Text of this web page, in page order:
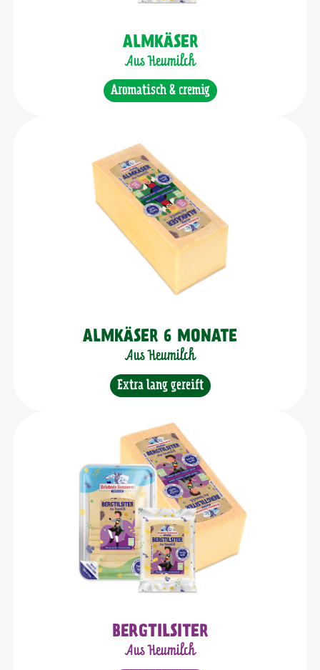
ALMKÄSER
Aus Heumilch
Aromatisch & cremig
ALMKÄSER 6 MONATE
Aus Heumilch
Extra lang gereift
BERGTILSITER
Aus Heumilch